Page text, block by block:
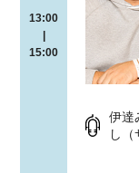
13:00
15:00
伊達
し